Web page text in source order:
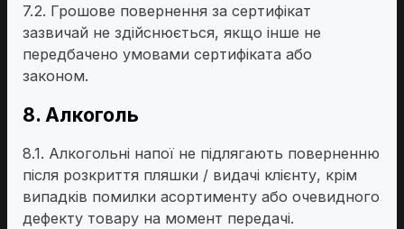
7.2. Грошове повернення за сертифікат
зазвичай не здійснюється, якщо інше не
передбачено умовами сертифіката або
законом.
8. Алкоголь
8.1. Алкогольні напої не підлягають поверненню
після розкриття пляшки / видачі клієнту, крім
випадків помилки асортименту або очевидного
дефекту товару на момент передачі.